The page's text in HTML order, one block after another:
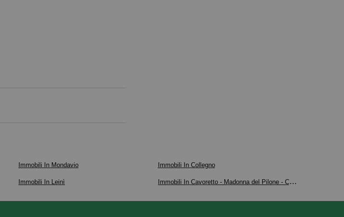
Immobili In Mondavio Immobili In Collegno
Immobili In Leinì Immobili In Cavoretto - Madonna del Pilone - Crimea